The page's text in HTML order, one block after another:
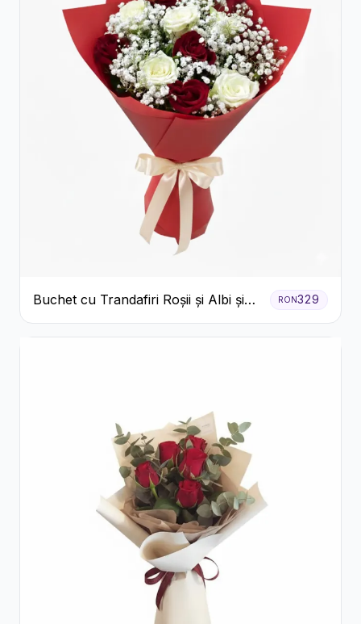
Buchet cu Trandafiri Roșii și Albi și
Gypsophila
RON329